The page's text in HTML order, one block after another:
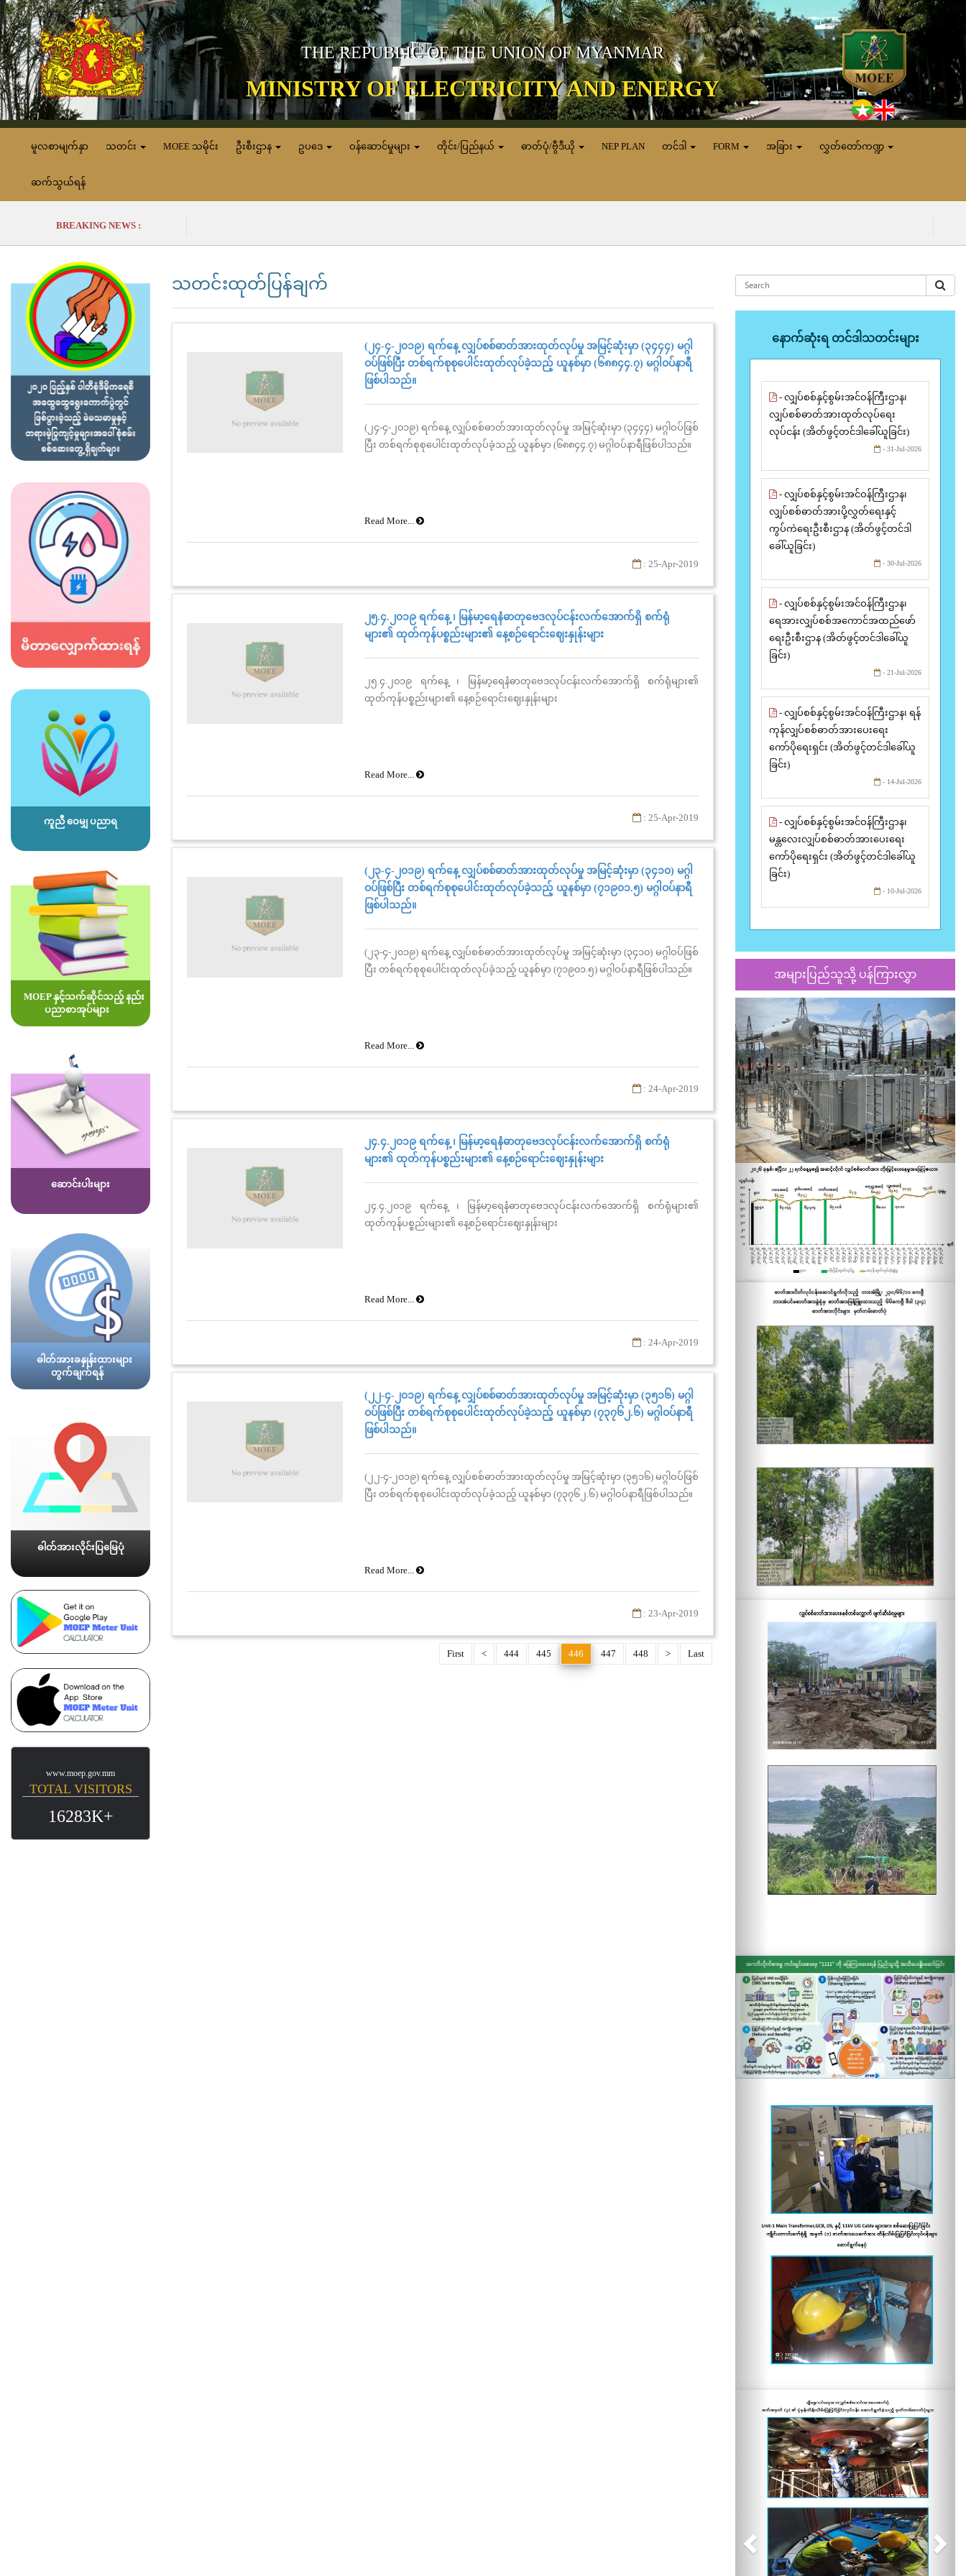
THE REPUBLIC OF THE UNION OF MYANMAR
MINISTRY OF ELECTRICITY AND ENERGY
မူလစာမျက်နှာ သတင်း MOEE သမိုင်း ဦးစီးဌာန ဥပဒေ ဝန်ဆောင်မှုများ တိုင်း/ပြည်နယ် ဓာတ်ပုံ/ဗွီဒီယို NEP PLAN တင်ဒါ FORM အခြား လွှတ်တော်ကဏ္ဍ
ဆက်သွယ်ရန်
BREAKING NEWS :
ကူညီ ဝေမျှ ပညာရ
MOEP နှင့်သက်ဆိုင်သည့် နည်း
ပညာစာအုပ်များ
ဆောင်းပါးများ
ဓါတ်အားခနှုန်းထားများ
တွက်ချက်ရန်
ဓါတ်အားလိုင်းပြမြေပုံ
www.moep.gov.mm
TOTAL VISITORS
16283K+
သတင်းထုတ်ပြန်ချက်
(၂၄-၄-၂၀၁၉) ရက်နေ့ လျှပ်စစ်ဓာတ်အားထုတ်လုပ်မှု အမြင့်ဆုံးမှာ (၃၄၄၄) မဂ္ဂါ
ဝပ်ဖြစ်ပြီး တစ်ရက်စုစုပေါင်းထုတ်လုပ်ခဲ့သည့် ယူနစ်မှာ (၆၈၈၄၄.၇) မဂ္ဂါဝပ်နာရီ
ဖြစ်ပါသည်။
(၂၄-၄-၂၀၁၉) ရက်နေ့ လျှပ်စစ်ဓာတ်အားထုတ်လုပ်မှု အမြင့်ဆုံးမှာ (၃၄၄၄) မဂ္ဂါဝပ်ဖြစ်
ပြီး တစ်ရက်စုစုပေါင်းထုတ်လုပ်ခဲ့သည့် ယူနစ်မှာ (၆၈၈၄၄.၇) မဂ္ဂါဝပ်နာရီဖြစ်ပါသည်။
Read More...
: 25-Apr-2019
၂၅.၄.၂၀၁၉ ရက်နေ့ ၊ မြန်မာ့ရေနံဓာတုဗေဒလုပ်ငန်းလက်အောက်ရှိ စက်ရုံ
များ၏ ထုတ်ကုန်ပစ္စည်းများ၏ နေ့စဉ်ရောင်းဈေးနှုန်းများ
၂၅.၄.၂၀၁၉ ရက်နေ့ ၊ မြန်မာ့ရေနံဓာတုဗေဒလုပ်ငန်းလက်အောက်ရှိ စက်ရုံများ၏
ထုတ်ကုန်ပစ္စည်းများ၏ နေ့စဉ်ရောင်းဈေးနှုန်းများ
Read More...
: 25-Apr-2019
(၂၃-၄-၂၀၁၉) ရက်နေ့ လျှပ်စစ်ဓာတ်အားထုတ်လုပ်မှု အမြင့်ဆုံးမှာ (၃၄၁၀) မဂ္ဂါ
ဝပ်ဖြစ်ပြီး တစ်ရက်စုစုပေါင်းထုတ်လုပ်ခဲ့သည့် ယူနစ်မှာ (၇၁၉၀၁.၅) မဂ္ဂါဝပ်နာရီ
ဖြစ်ပါသည်။
(၂၃-၄-၂၀၁၉) ရက်နေ့ လျှပ်စစ်ဓာတ်အားထုတ်လုပ်မှု အမြင့်ဆုံးမှာ (၃၄၁၀) မဂ္ဂါဝပ်ဖြစ်
ပြီး တစ်ရက်စုစုပေါင်းထုတ်လုပ်ခဲ့သည့် ယူနစ်မှာ (၇၁၉၀၁.၅) မဂ္ဂါဝပ်နာရီဖြစ်ပါသည်။
Read More...
: 24-Apr-2019
၂၄.၄.၂၀၁၉ ရက်နေ့ ၊ မြန်မာ့ရေနံဓာတုဗေဒလုပ်ငန်းလက်အောက်ရှိ စက်ရုံ
များ၏ ထုတ်ကုန်ပစ္စည်းများ၏ နေ့စဉ်ရောင်းဈေးနှုန်းများ
၂၄.၄.၂၀၁၉ ရက်နေ့ ၊ မြန်မာ့ရေနံဓာတုဗေဒလုပ်ငန်းလက်အောက်ရှိ စက်ရုံများ၏
ထုတ်ကုန်ပစ္စည်းများ၏ နေ့စဉ်ရောင်းဈေးနှုန်းများ
Read More...
: 24-Apr-2019
(၂၂-၄-၂၀၁၉) ရက်နေ့ လျှပ်စစ်ဓာတ်အားထုတ်လုပ်မှု အမြင့်ဆုံးမှာ (၃၅၁၆) မဂ္ဂါ
ဝပ်ဖြစ်ပြီး တစ်ရက်စုစုပေါင်းထုတ်လုပ်ခဲ့သည့် ယူနစ်မှာ (၇၃၇၆၂.၆) မဂ္ဂါဝပ်နာရီ
ဖြစ်ပါသည်။
(၂၂-၄-၂၀၁၉) ရက်နေ့ လျှပ်စစ်ဓာတ်အားထုတ်လုပ်မှု အမြင့်ဆုံးမှာ (၃၅၁၆) မဂ္ဂါဝပ်ဖြစ်
ပြီး တစ်ရက်စုစုပေါင်းထုတ်လုပ်ခဲ့သည့် ယူနစ်မှာ (၇၃၇၆၂.၆) မဂ္ဂါဝပ်နာရီဖြစ်ပါသည်။
Read More...
: 23-Apr-2019
First < 444 445 446 447 448 > Last
နောက်ဆုံးရ တင်ဒါသတင်းများ
- လျှပ်စစ်နှင့်စွမ်းအင်ဝန်ကြီးဌာန၊
လျှပ်စစ်ဓာတ်အားထုတ်လုပ်ရေး
လုပ်ငန်း (အိတ်ဖွင့်တင်ဒါခေါ်ယူခြင်း)
- 31-Jul-2026
- လျှပ်စစ်နှင့်စွမ်းအင်ဝန်ကြီးဌာန၊
လျှပ်စစ်ဓာတ်အားပို့လွှတ်ရေးနှင့်
ကွပ်ကဲရေးဦးစီးဌာန (အိတ်ဖွင့်တင်ဒါ
ခေါ်ယူခြင်း)
- 30-Jul-2026
- လျှပ်စစ်နှင့်စွမ်းအင်ဝန်ကြီးဌာန၊
ရေအားလျှပ်စစ်အကောင်အထည်ဖော်
ရေးဦးစီးဌာန (အိတ်ဖွင့်တင်ဒါခေါ်ယူ
ခြင်း)
- 21-Jul-2026
- လျှပ်စစ်နှင့်စွမ်းအင်ဝန်ကြီးဌာန၊ ရန်
ကုန်လျှပ်စစ်ဓာတ်အားပေးရေး
ကော်ပိုရေးရှင်း (အိတ်ဖွင့်တင်ဒါခေါ်ယူ
ခြင်း)
- 14-Jul-2026
- လျှပ်စစ်နှင့်စွမ်းအင်ဝန်ကြီးဌာန၊
မန္တလေးလျှပ်စစ်ဓာတ်အားပေးရေး
ကော်ပိုရေးရှင်း (အိတ်ဖွင့်တင်ဒါခေါ်ယူ
ခြင်း)
- 10-Jul-2026
အများပြည်သူသို့ ပန်ကြားလွှာ
Previous Next